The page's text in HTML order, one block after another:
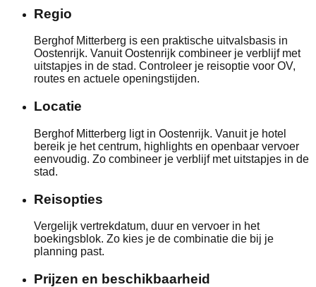
Regio
Berghof Mitterberg is een praktische uitvalsbasis in
Oostenrijk. Vanuit Oostenrijk combineer je verblijf met
uitstapjes in de stad. Controleer je reisoptie voor OV,
routes en actuele openingstijden.
Locatie
Berghof Mitterberg ligt in Oostenrijk. Vanuit je hotel
bereik je het centrum, highlights en openbaar vervoer
eenvoudig. Zo combineer je verblijf met uitstapjes in de
stad.
Reisopties
Vergelijk vertrekdatum, duur en vervoer in het
boekingsblok. Zo kies je de combinatie die bij je
planning past.
Prijzen en beschikbaarheid